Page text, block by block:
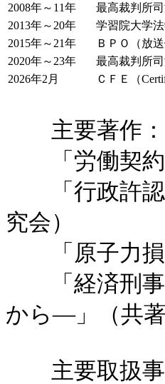
2008年～11年
最高裁判所
2013年～20年
学習院大学
2015年～21年
ＢＰＯ（放
2020年～23年
最高裁判所
2026年2月
ＣＦＥ（
主要著作：
「労働契約
「行政許認
究会）
「原子力損
「経済刑事
から―」（共
主要取扱事